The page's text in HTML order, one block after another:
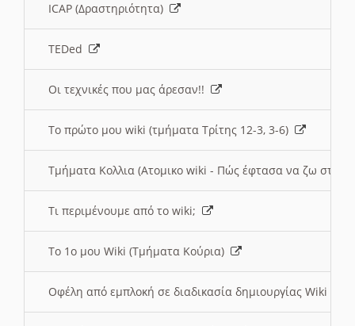
ICAP (Δραστηριότητα)
TEDed
Οι τεχνικές που μας άρεσαν!!
Το πρώτο μου wiki (τμήματα Τρίτης 12-3, 3-6)
Τμήματα Κολλια (Ατομικο wiki - Πώς έφτασα να ζω στην
Τι περιμένουμε από το wiki;
Το 1ο μου Wiki (Τμήματα Κούρια)
Οφέλη από εμπλοκή σε διαδικασία δημιουργίας Wiki